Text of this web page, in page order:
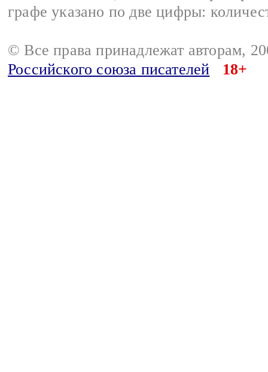
графе указано по две цифры:
© Все права принадлежат авторам,
Российского союза писателей
18+